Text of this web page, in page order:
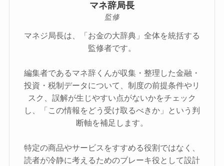
マネ辞局長
監修
マネジ局長は、「お金の大辞典」全体を統括する
監修者です。
編集者であるマネ辞くんが収集・整理した金融・
投資・税制データについて、制度の前提条件やリ
スク、誤解が生じやすい点がないかをチェック
し、「この情報をどう受け取るべきか」という判
断軸を補足します。
特定の商品やサービスをすすめる役割ではなく、
読者が冷静に考えるためのブレーキ役として設計